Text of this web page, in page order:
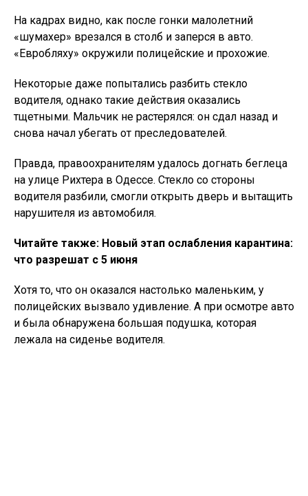
На кадрах видно, как после гонки малолетний
«шумахер» врезался в столб и заперся в авто.
«Евробляху» окружили полицейские и прохожие.
Некоторые даже попытались разбить стекло
водителя, однако такие действия оказались
тщетными. Мальчик не растерялся: он сдал назад и
снова начал убегать от преследователей.
Правда, правоохранителям удалось догнать беглеца
на улице Рихтера в Одессе. Стекло со стороны
водителя разбили, смогли открыть дверь и вытащить
нарушителя из автомобиля.
Читайте также: Новый этап ослабления карантина:
что разрешат с 5 июня
Хотя то, что он оказался настолько маленьким, у
полицейских вызвало удивление. А при осмотре авто
и была обнаружена большая подушка, которая
лежала на сиденье водителя.